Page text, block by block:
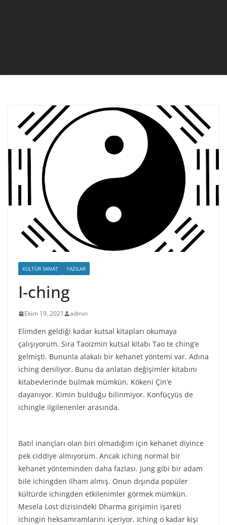
KÜLTÜR SANAT YAZILAR
I-ching
Ekim 19, 2021 admin
Elimden geldiği kadar kutsal kitapları okumaya
çalışıyorum. Sıra Taoizmin kutsal kitabı Tao te ching’e
gelmişti. Bununla alakalı bir kehanet yöntemi var. Adına
iching deniliyor. Bunu da anlatan değişimler kitabını
kitabevlerinde bulmak mümkün. Kökeni Çin’e
dayanıyor. Kimin bulduğu bilinmiyor. Konfüçyüs de
ichingle ilgilenenler arasında.
Batıl inançları olan biri olmadığım için kehanet diyince
pek ciddiye almıyorum. Ancak iching normal bir
kehanet yönteminden daha fazlası. Jung gibi bir adam
bile ichingden ilham almış. Onun dışında popüler
kültürde ichingden etkilenimler görmek mümkün.
Mesela Lost dizisindeki Dharma girişimin işareti
ichingin heksamramlarını içeriyor. Iching o kadar kişi